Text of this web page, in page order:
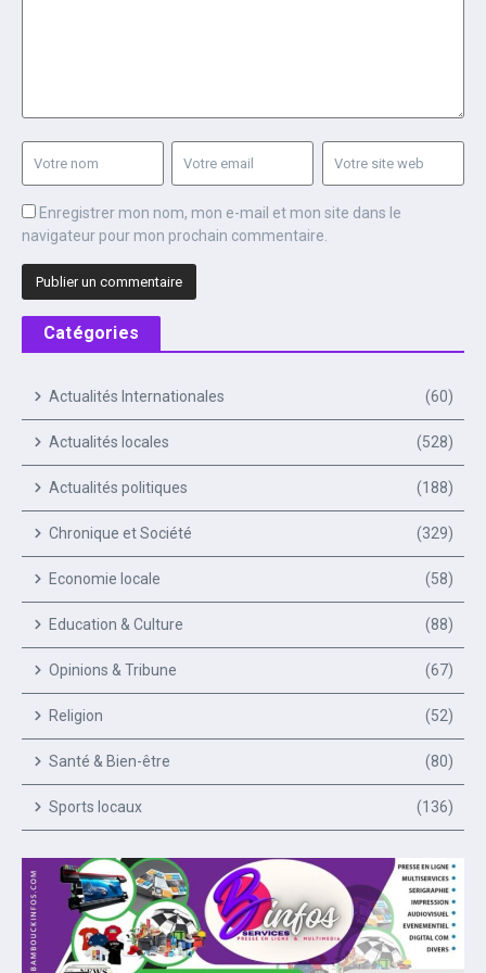
Enregistrer mon nom, mon e-mail et mon site dans le
navigateur pour mon prochain commentaire.
Catégories
Actualités Internationales (60)
Actualités locales (528)
Actualités politiques (188)
Chronique et Société (329)
Economie locale (58)
Education & Culture (88)
Opinions & Tribune (67)
Religion (52)
Santé & Bien-être (80)
Sports locaux (136)